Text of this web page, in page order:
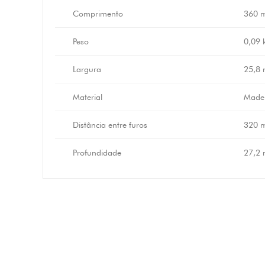
Comprimento 360
Peso 0,09
Largura 25,8
Material
Distância entre furos 320
Profundidade 27,2